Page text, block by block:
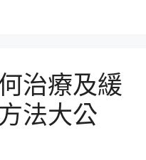
治療及緩
法大公